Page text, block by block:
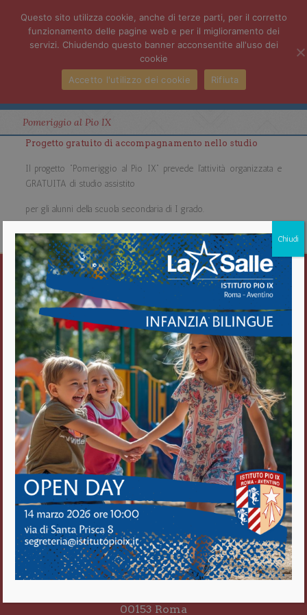
Pomeriggio al Pio IX
Progetto gratuito di accompagnamento nello studio
Il progetto “Pomeriggio al Pio IX” prevede l’attività organizzata e
GRATUITA di studio assistito
per gli alunni della scuola secondaria di I grado.
Istituto Pio IX
Roma Aventino
Fratelli delle Scuole Cristiane
00153 Roma
Chiudi
Questo sito utilizza cookie, anche di terze parti, per il corretto
funzionamento delle pagine web e per il miglioramento dei
servizi. Chiudendo questo banner acconsentite all'uso dei
cookie
Accetto l'utilizzo dei cookie
Rifiuta